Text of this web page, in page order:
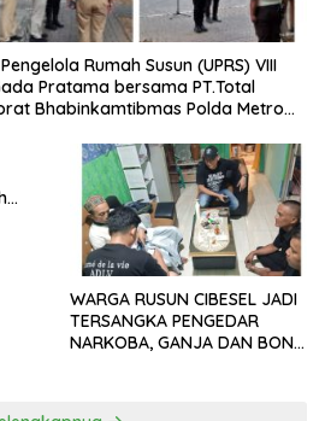
Rumah Susun (UPRS) VIII
Pratama bersama PT.Total
Bhabinkamtibmas Polda Metro
WARGA RUSUN CIBESEL JADI
TERSANGKA PENGEDAR
NARKOBA, GANJA DAN BONG